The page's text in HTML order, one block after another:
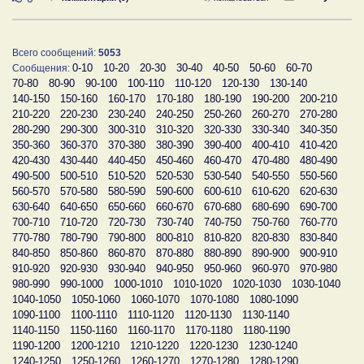
Всего сообщений: 5053
Сообщения: 0-10 10-20 20-30 30-40 40-50 50-60
60-70
70-80
80-90 90-100 100-110 110-120 120-130
130-140
140-150
150-160 160-170 170-180 180-190 190-200
200-210
210-220
220-230 230-240 240-250 250-260 260-270
270-280
280-290
290-300 300-310 310-320 320-330 330-340
340-350
350-360
360-370 370-380 380-390 390-400 400-410
410-420
420-430
430-440 440-450 450-460 460-470 470-480
480-490
490-500
500-510 510-520 520-530 530-540 540-550
550-560
560-570
570-580 580-590 590-600 600-610 610-620
620-630
630-640
640-650 650-660 660-670 670-680 680-690
690-700
700-710
710-720 720-730 730-740 740-750 750-760
760-770
770-780
780-790 790-800 800-810 810-820 820-830
830-840
840-850
850-860 860-870 870-880 880-890 890-900
900-910
910-920
920-930 930-940 940-950 950-960 960-970
970-980
980-990
990-1000 1000-1010 1010-1020 1020-1030
1030-1040
1040-1050
1050-1060 1060-1070 1070-1080
1080-1090
1090-1100
1100-1110 1110-1120 1120-1130
1130-1140
1140-1150
1150-1160 1160-1170 1170-1180
1180-1190
1190-1200
1200-1210 1210-1220 1220-1230
1230-1240
1240-1250
1250-1260 1260-1270 1270-1280 1280-1290